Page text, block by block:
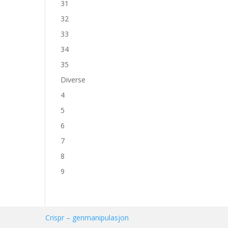
31
32
33
34
35
Diverse
4
5
6
7
8
9
Crispr – genmanipulasjon